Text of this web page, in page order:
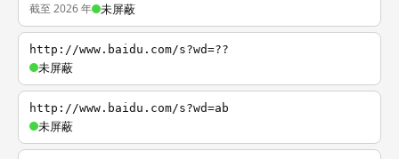
截至 2026 年 未屏蔽
http://www.baidu.com/s?wd=??
未屏蔽
http://www.baidu.com/s?wd=ab
未屏蔽